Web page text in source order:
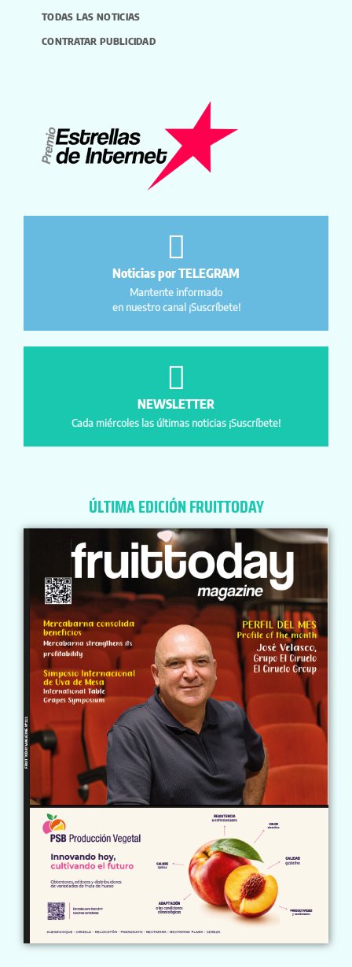
TODAS LAS NOTICIAS
CONTRATAR PUBLICIDAD
Noticias por TELEGRAM
Mantente informado
en nuestro canal ¡Suscríbete!
NEWSLETTER
Cada miércoles las últimas noticias ¡Suscríbete!
ÚLTIMA EDICIÓN FRUITTODAY